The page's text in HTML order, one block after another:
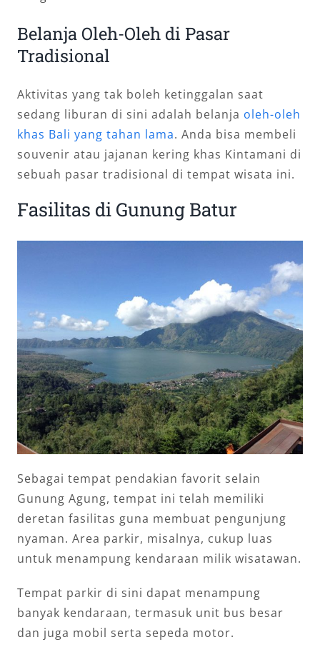
Belanja Oleh-Oleh di Pasar
Tradisional
Aktivitas yang tak boleh ketinggalan saat
sedang liburan di sini adalah belanja oleh-oleh
khas Bali yang tahan lama. Anda bisa membeli
souvenir atau jajanan kering khas Kintamani di
sebuah pasar tradisional di tempat wisata ini.
Fasilitas di Gunung Batur
Sebagai tempat pendakian favorit selain
Gunung Agung, tempat ini telah memiliki
deretan fasilitas guna membuat pengunjung
nyaman. Area parkir, misalnya, cukup luas
untuk menampung kendaraan milik wisatawan.
Tempat parkir di sini dapat menampung
banyak kendaraan, termasuk unit bus besar
dan juga mobil serta sepeda motor.